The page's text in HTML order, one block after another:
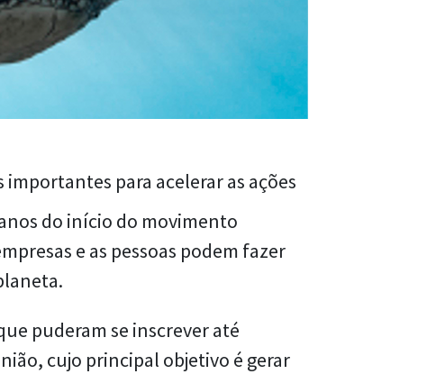
para acelerar as ações
do início do movimento
e as pessoas podem fazer
puderam se inscrever até
cujo principal objetivo é gerar